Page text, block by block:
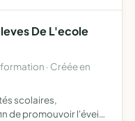
De L'ecole
· Créée en
scolaires,
de promouvoir l'éveil